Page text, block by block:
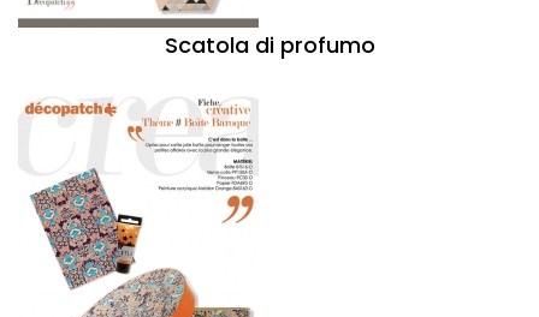
Scatola di profumo